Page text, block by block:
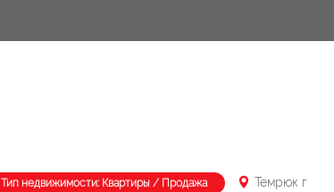
Тип недвижимости: Квартиры / Продажа Темрюк г